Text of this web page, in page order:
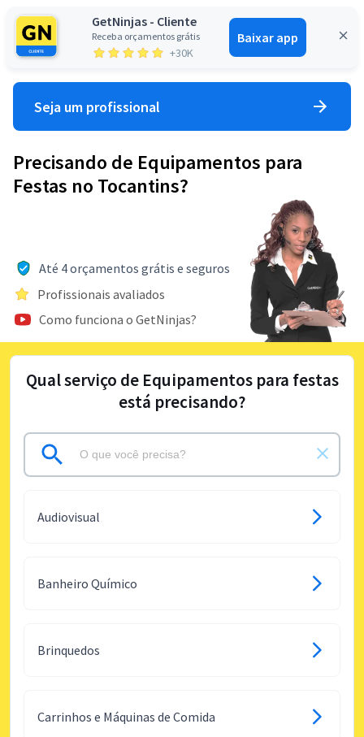
GetNinjas - Cliente
Receba orçamentos grátis
+30K
Baixar app
Entrar
Seja um profissional
Precisando de Equipamentos para
Festas no Tocantins?
Até 4 orçamentos grátis e seguros
Profissionais avaliados
Como funciona o GetNinjas?
Qual serviço de Equipamentos para festas
está precisando?
Audiovisual
Banheiro Químico
Brinquedos
Carrinhos e Máquinas de Comida